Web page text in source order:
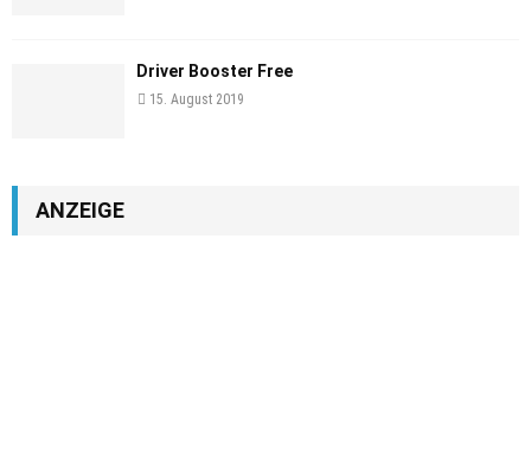
Driver Booster Free
15. August 2019
ANZEIGE